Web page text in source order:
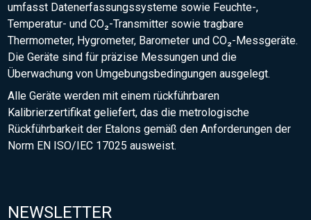
umfasst Datenerfassungssysteme sowie Feuchte-,
Temperatur- und CO₂-Transmitter sowie tragbare
Thermometer, Hygrometer, Barometer und CO₂-Messgeräte.
Die Geräte sind für präzise Messungen und die
Überwachung von Umgebungsbedingungen ausgelegt.
Alle Geräte werden mit einem rückführbaren
Kalibrierzertifikat geliefert, das die metrologische
Rückführbarkeit der Etalons gemäß den Anforderungen der
Norm EN ISO/IEC 17025 ausweist.
NEWSLETTER